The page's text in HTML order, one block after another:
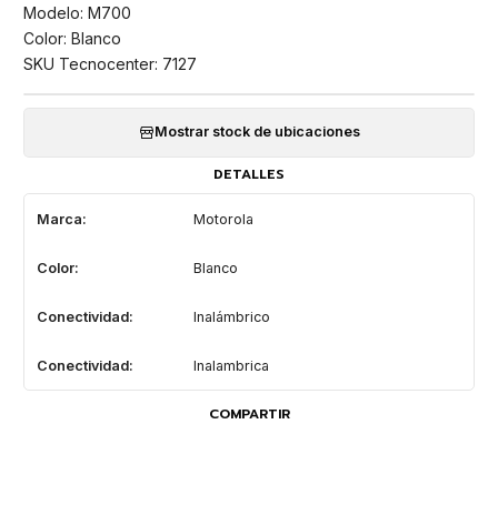
Modelo: M700
Color: Blanco
SKU Tecnocenter: 7127
Mostrar stock de ubicaciones
DETALLES
Marca: Motorola
Color: Blanco
Conectividad: Inalámbrico
Conectividad: Inalambrica
COMPARTIR